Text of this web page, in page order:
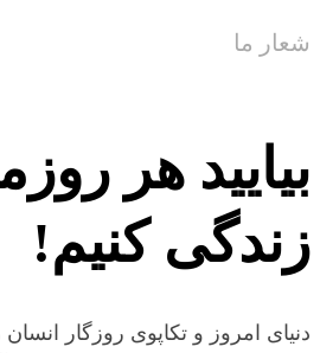
شعار ما
بیایید هر
زندگی کنیم!
دنیای امروز و تکاپوی روزگار